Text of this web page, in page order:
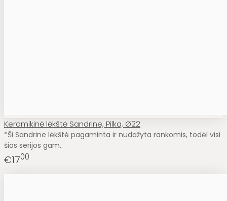
Keramikinė lėkštė Sandrine, Pilka, Ø22
*Ši Sandrine lėkštė pagaminta ir nudažyta rankomis, todėl visi
šios serijos gam..
€1700